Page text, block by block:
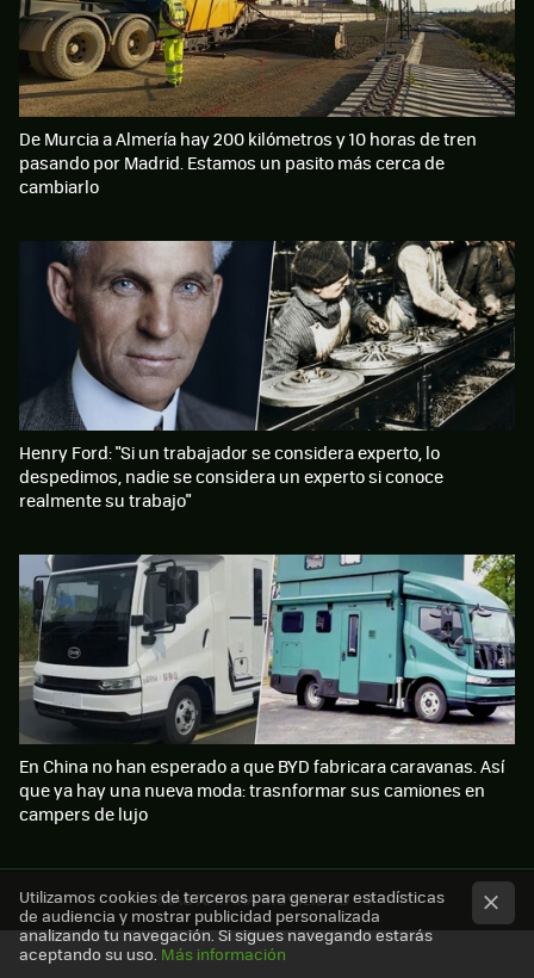
MÁS XATAKA MOVILIDAD
De Murcia a Almería hay 200 kilómetros y 10 horas de tren
pasando por Madrid. Estamos un pasito más cerca de
cambiarlo
Henry Ford: "Si un trabajador se considera experto, lo
despedimos, nadie se considera un experto si conoce
realmente su trabajo"
En China no han esperado a que BYD fabricara caravanas. Así
que ya hay una nueva moda: trasnformar sus camiones en
campers de lujo
Utilizamos cookies de terceros para generar estadísticas
de audiencia y mostrar publicidad personalizada
analizando tu navegación. Si sigues navegando estarás
aceptando su uso. Más información